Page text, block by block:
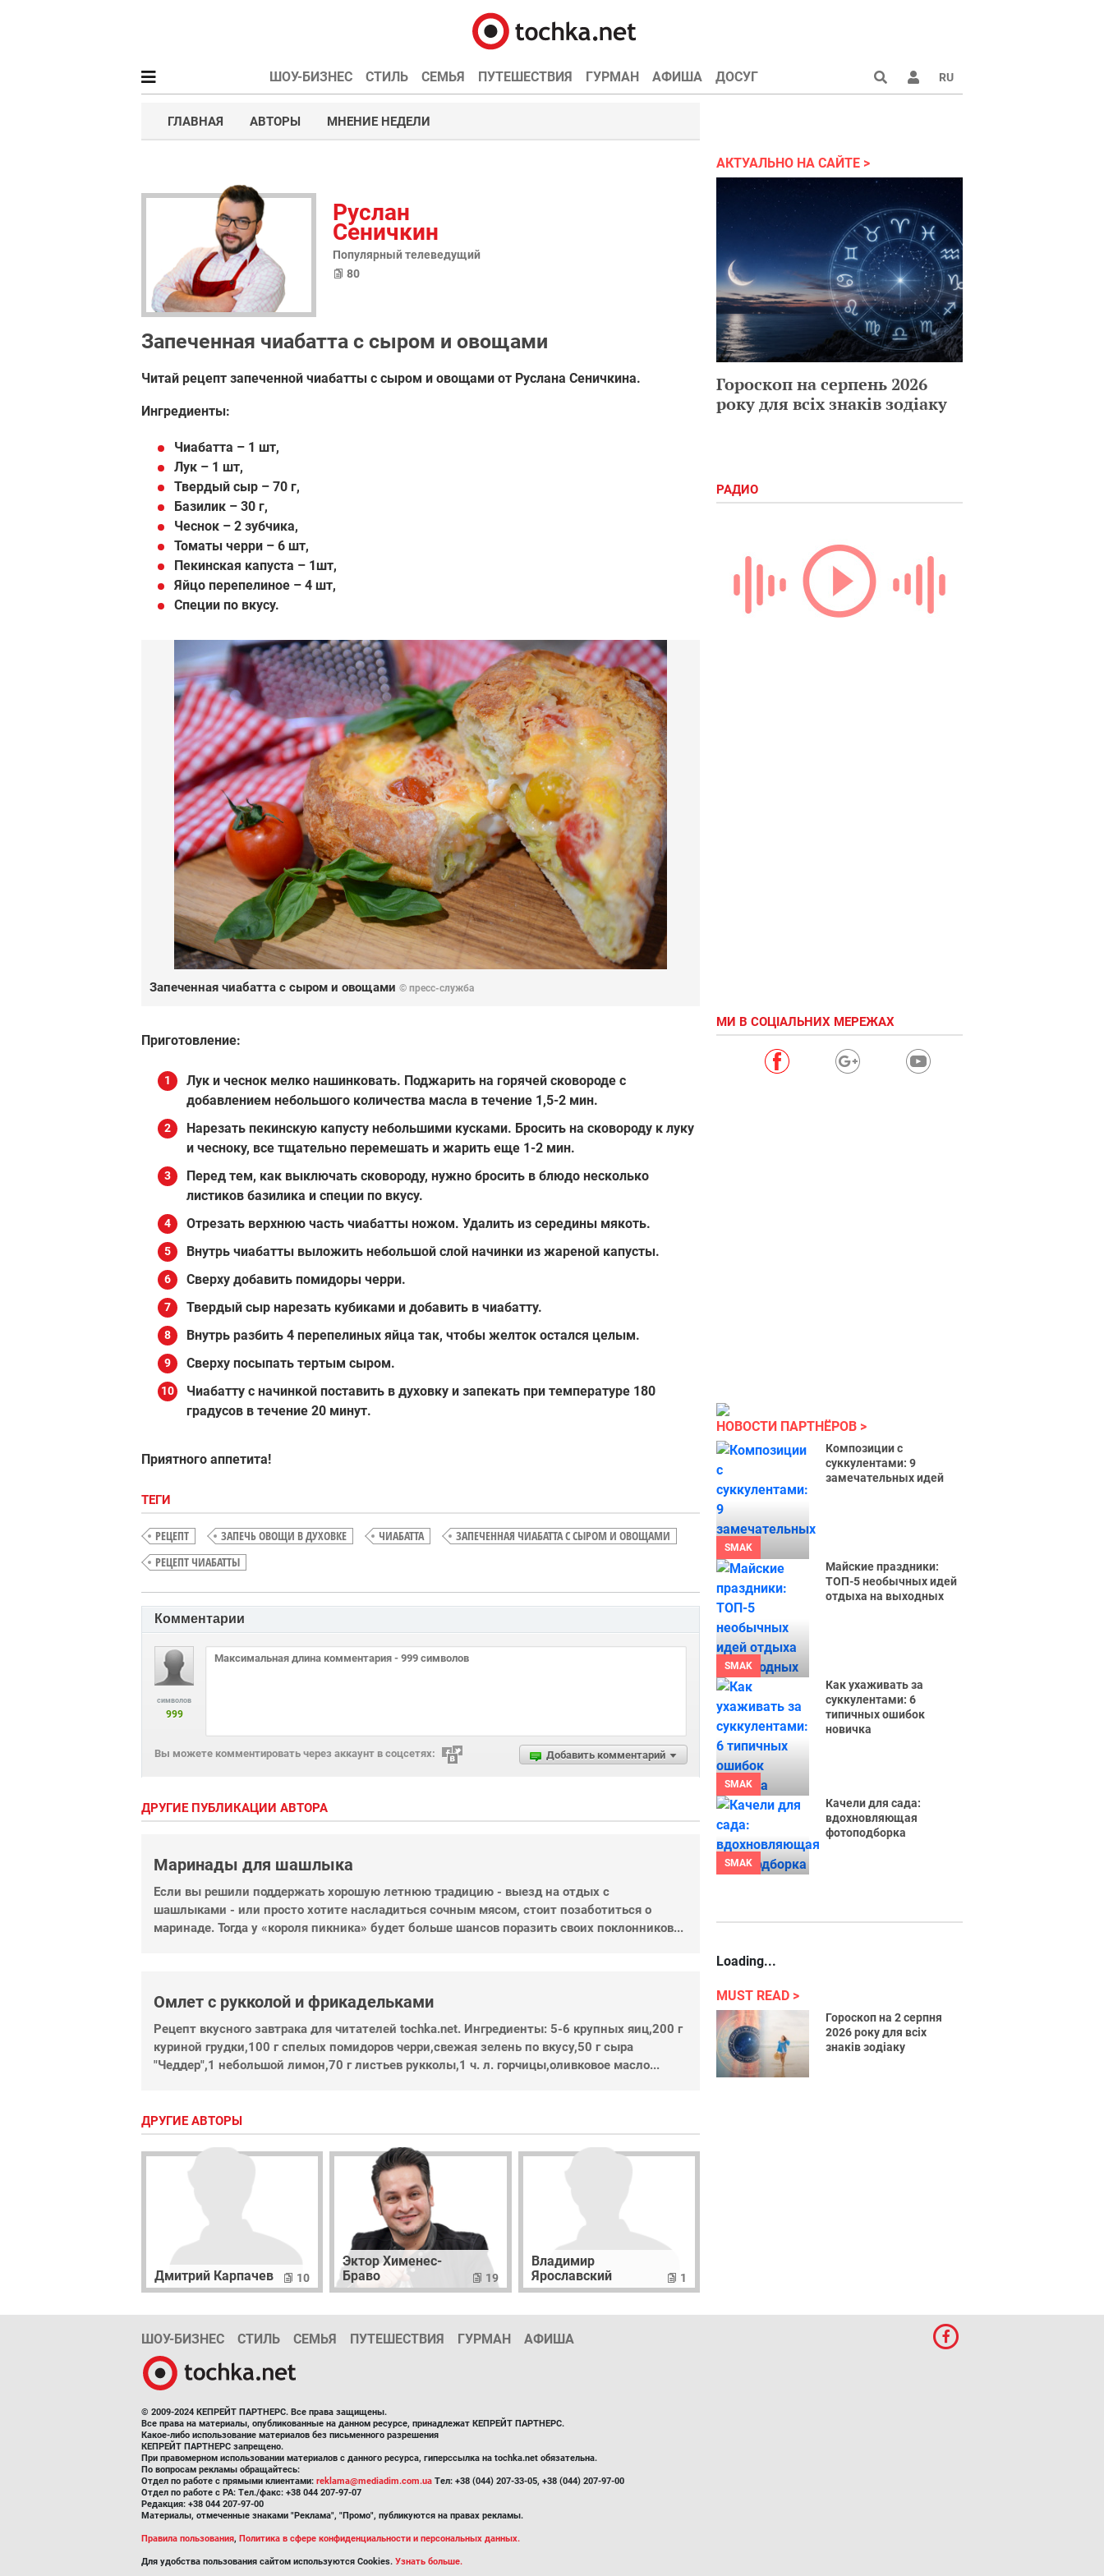
ШОУ-БИЗНЕС СТИЛЬ СЕМЬЯ ПУТЕШЕСТВИЯ ГУРМАН АФИША ДОСУГ RU
ГЛАВНАЯ АВТОРЫ МНЕНИЕ НЕДЕЛИ
Руслан
Сеничкин
Популярный телеведущий
80
Запеченная чиабатта с сыром и овощами
Читай рецепт запеченной чиабатты с сыром и овощами от Руслана Сеничкина.
Ингредиенты:
Чиабатта – 1 шт,
Лук – 1 шт,
Твердый сыр – 70 г,
Базилик – 30 г,
Чеснок – 2 зубчика,
Томаты черри – 6 шт,
Пекинская капуста – 1шт,
Яйцо перепелиное – 4 шт,
Специи по вкусу.
Запеченная чиабатта с сыром и овощами © пресс-служба
Приготовление:
Лук и чеснок мелко нашинковать. Поджарить на горячей сковороде с
добавлением небольшого количества масла в течение 1,5-2 мин.
Нарезать пекинскую капусту небольшими кусками. Бросить на сковороду к луку
и чесноку, все тщательно перемешать и жарить еще 1-2 мин.
Перед тем, как выключать сковороду, нужно бросить в блюдо несколько
листиков базилика и специи по вкусу.
Отрезать верхнюю часть чиабатты ножом. Удалить из середины мякоть.
Внутрь чиабатты выложить небольшой слой начинки из жареной капусты.
Сверху добавить помидоры черри.
Твердый сыр нарезать кубиками и добавить в чиабатту.
Внутрь разбить 4 перепелиных яйца так, чтобы желток остался целым.
Сверху посыпать тертым сыром.
Чиабатту с начинкой поставить в духовку и запекать при температуре 180
градусов в течение 20 минут.
Приятного аппетита!
ТЕГИ
РЕЦЕПТ ЗАПЕЧЬ ОВОЩИ В ДУХОВКЕ ЧИАБАТТА
ЗАПЕЧЕННАЯ ЧИАБАТТА С СЫРОМ И ОВОЩАМИ
РЕЦЕПТ ЧИАБАТТЫ
Комментарии
символов
999
Добавить комментарий
Вы можете комментировать через аккаунт в соцсетях:
ДРУГИЕ ПУБЛИКАЦИИ АВТОРА
Маринады для шашлыка
Если вы решили поддержать хорошую летнюю традицию - выезд на отдых с
шашлыками - или просто хотите насладиться сочным мясом, стоит позаботиться о
маринаде. Тогда у «короля пикника» будет больше шансов поразить своих поклонников...
Омлет с рукколой и фрикадельками
Рецепт вкусного завтрака для читателей tochka.net. Ингредиенты: 5-6 крупных яиц,200 г
куриной грудки,100 г спелых помидоров черри,свежая зелень по вкусу,50 г сыра
"Чеддер",1 небольшой лимон,70 г листьев рукколы,1 ч. л. горчицы,оливковое масло...
ДРУГИЕ АВТОРЫ
Дмитрий Карпачев 10
Эктор Хименес-
Браво
19
Владимир
Ярославский
1
АКТУАЛЬНО НА САЙТЕ
Гороскоп на серпень 2026
року для всіх знаків зодіаку
РАДИО
МИ В СОЦІАЛЬНИХ МЕРЕЖАХ
НОВОСТИ ПАРТНЁРОВ
SMAK
Композиции с
суккулентами: 9
замечательных идей
SMAK
Майские праздники:
ТОП-5 необычных идей
отдыха на выходных
SMAK
Как ухаживать за
суккулентами: 6
типичных ошибок
новичка
SMAK
Качели для сада:
вдохновляющая
фотоподборка
Loading...
MUST READ
Гороскоп на 2 серпня
2026 року для всіх
знаків зодіаку
ШОУ-БИЗНЕС СТИЛЬ СЕМЬЯ ПУТЕШЕСТВИЯ ГУРМАН АФИША
© 2009-2024 КЕПРЕЙТ ПАРТНЕРС. Все права защищены.
Все права на материалы, опубликованные на данном ресурсе, принадлежат КЕПРЕЙТ ПАРТНЕРС.
Какое-либо использование материалов без письменного разрешения
КЕПРЕЙТ ПАРТНЕРС запрещено.
При правомерном использовании материалов с данного ресурса, гиперссылка на tochka.net обязательна.
По вопросам рекламы обращайтесь:
Отдел по работе с прямыми клиентами: reklama@mediadim.com.ua Тел: +38 (044) 207-33-05, +38 (044) 207-97-00
Отдел по работе с РА: Тел./факс: +38 044 207-97-07
Редакция: +38 044 207-97-00
Материалы, отмеченные знаками "Реклама", "Промо", публикуются на правах рекламы.
Правила пользования, Политика в сфере конфиденциальности и персональных данных.
Для удобства пользования сайтом используются Cookies. Узнать больше.